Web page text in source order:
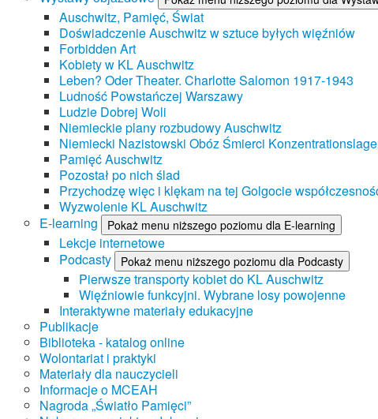
Auschwitz, Pamięć, Świat
Doświadczenie Auschwitz w sztuce byłych więźniów
Forbidden Art
Kobiety w KL Auschwitz
Leben? Oder Theater. Charlotte Salomon 1917-1943
Ludność Powstańczej Warszawy
Ludzie Dobrej Woli
Niemieckie plany rozbudowy Auschwitz
Niemiecki Nazistowski Obóz Śmierci
Pamięć Auschwitz
Pozostał po nich ślad
Przychodzę więc i klękam na tej Golgocie
Wyzwolenie KL Auschwitz
E-learning
Pokaż menu niższego poziomu dla E-learning
Lekcje internetowe
Podcasty
Pokaż menu niższego poziomu dla Podcasty
Pierwsze transporty kobiet do KL Auschwitz
Więźniowie funkcyjni. Wybrane losy powojenne
Interaktywne materiały edukacyjne
Publikacje
Biblioteka - katalog online
Wolontariat i praktyki
Materiały dla nauczycieli
Informacje o MCEAH
Nagroda „Światło Pamięci”